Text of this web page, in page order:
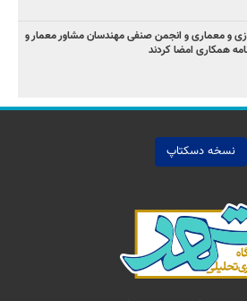
و معماری و انجمن صنفی مهندسان مشاور معمار و
همکاری امضا کردند
نسخه دسکتاپ